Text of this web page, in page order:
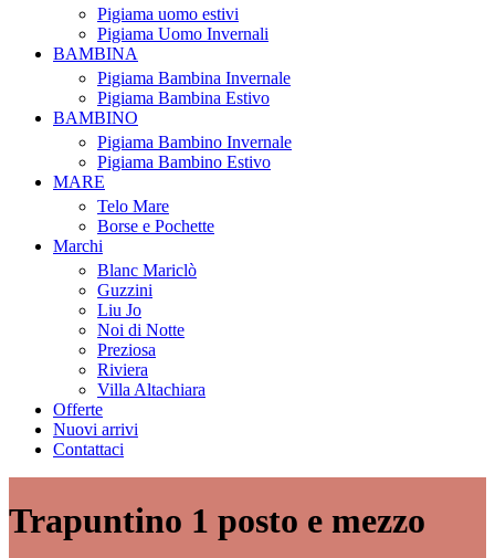
Pigiama uomo estivi
Pigiama Uomo Invernali
BAMBINA
Pigiama Bambina Invernale
Pigiama Bambina Estivo
BAMBINO
Pigiama Bambino Invernale
Pigiama Bambino Estivo
MARE
Telo Mare
Borse e Pochette
Marchi
Blanc Mariclò
Guzzini
Liu Jo
Noi di Notte
Preziosa
Riviera
Villa Altachiara
Offerte
Nuovi arrivi
Contattaci
Trapuntino 1 posto e mezzo